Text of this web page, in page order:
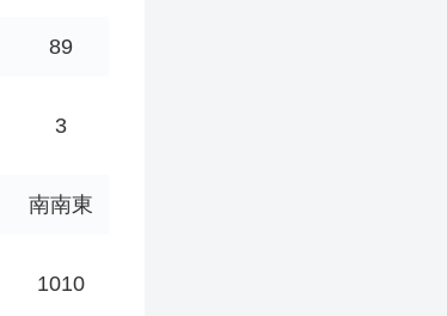
89
3
南南東
1010